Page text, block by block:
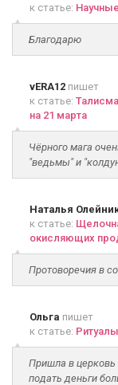
к статье:
Благодарю
vERA12 пишет
к статье:
на 21 марта
Чёрного мага
"ведьмы" и
Наталья
к статье:
окисляющих
Протоворечия в
Ольга пишет
к статье:
Пришла в
подать деньги